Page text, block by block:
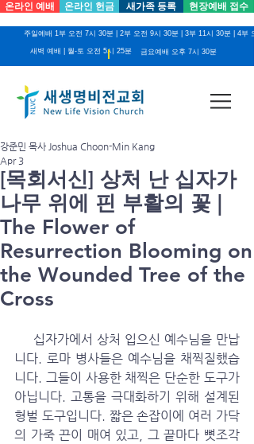
온라인 예배 온라인 헌금 새가족 등록 현장예배 접수
새벽 예배 | 월-토 오전 5시 25분
주일예배 1부 오전 7시 30분 | 2부 오전 9시 30분 | 3부 11시 30분 | 4부
금요예배 오후 7시 30분
[목회서신] 상처 난 십자가
나무 위에 핀 부활의 꽃 |
The Flower of
Resurrection Blooming on
the Wounded Tree of the
Cross
강준민 목사 Joshua Choon-Min Kang
Apr 3
십자가에서 상처 입으신 예수님을 만납
니다. 로마 병사들은 예수님을 채찍질했습
니다. 그들이 사용한 채찍은 단순한 도구가
아닙니다. 고통을 극대화하기 위해 설계된
형벌 도구입니다. 짧은 손잡이에 여러 가닥
의 가죽 끈이 매여 있고, 그 끝마다 뼛조각